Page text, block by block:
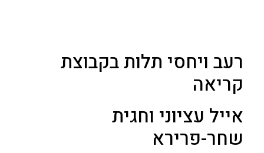
רעב ויחסי תלות בקבוצת
קריאה
אייל עציוני וחגית
שחר-פרירא